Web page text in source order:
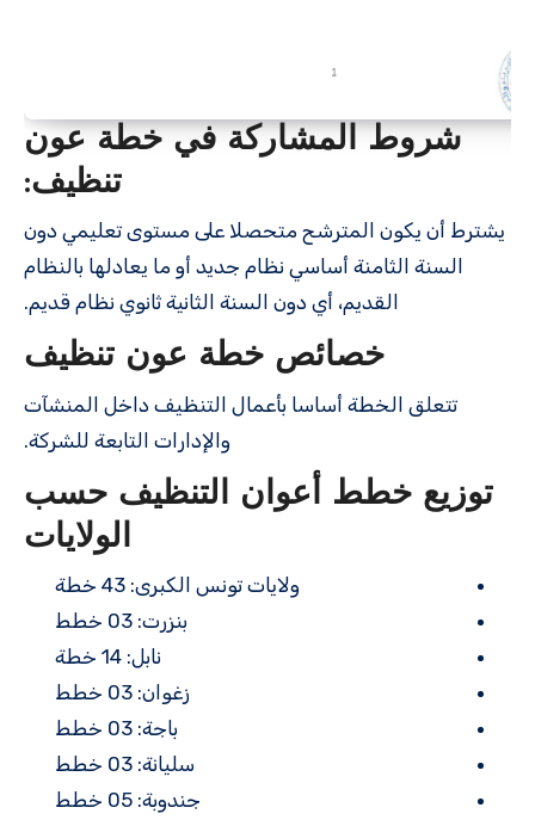
شروط المشاركة في خطة عون
تنظيف:
يشترط أن يكون المترشح متحصلا على مستوى تعليمي دون
السنة الثامنة أساسي نظام جديد أو ما يعادلها بالنظام
القديم، أي دون السنة الثانية ثانوي نظام قديم.
خصائص خطة عون تنظيف
تتعلق الخطة أساسا بأعمال التنظيف داخل المنشآت
والإدارات التابعة للشركة.
توزيع خطط أعوان التنظيف حسب
الولايات
ولايات تونس الكبرى: 43 خطة
بنزرت: 03 خطط
نابل: 14 خطة
زغوان: 03 خطط
باجة: 03 خطط
سليانة: 03 خطط
جندوبة: 05 خطط